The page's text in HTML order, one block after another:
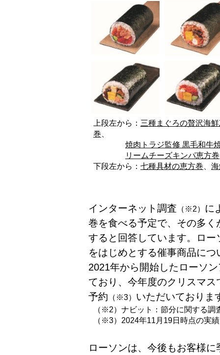
上段左から： 三種まぐろの贅沢海
巻
焼肉トラジ監修 黒毛和牛
リームチーズキンパ恵方巻
下段左から： 七種具材の恵方巻
インターネット調査 （※2）
に
巻を食べる予定で、その多
すると回答しています。ロ
をはじめとする催事商品に
2021年から開始したローソ
ており、今年度のクリスマ
予約 （※3） いただいておりま
（※2）ナビット：節分に関する調
（※3）2024年11月19日時点の実績
ローソンは、今後もお客様